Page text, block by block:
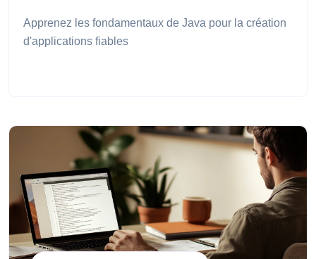
Apprenez les fondamentaux de Java pour la création
d'applications fiables